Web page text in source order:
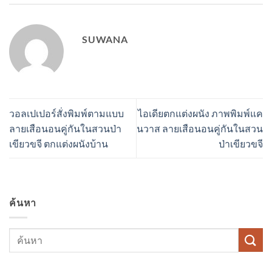
SUWANA
วอลเปเปอร์สั่งพิมพ์ตามแบบ
ลายเสือนอนคู่กันในสวนป่า
เขียวขจี ตกแต่งผนังบ้าน
ไอเดียตกแต่งผนัง ภาพพิมพ์แค
นวาส ลายเสือนอนคู่กันในสวน
ป่าเขียวขจี
ค้นหา